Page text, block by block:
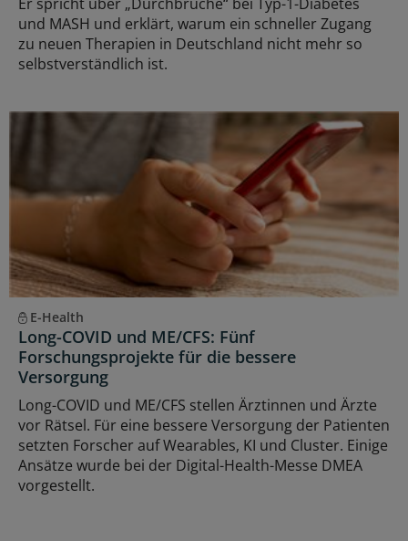
und MASH und erklärt, warum ein schneller Zugang
zu neuen Therapien in Deutschland nicht mehr so
selbstverständlich ist.
E-Health
Long-COVID und ME/CFS: Fünf
Forschungsprojekte für die bessere
Versorgung
Long-COVID und ME/CFS stellen Ärztinnen und Ärzte
vor Rätsel. Für eine bessere Versorgung der Patienten
setzten Forscher auf Wearables, KI und Cluster. Einige
Ansätze wurde bei der Digital-Health-Messe DMEA
vorgestellt.